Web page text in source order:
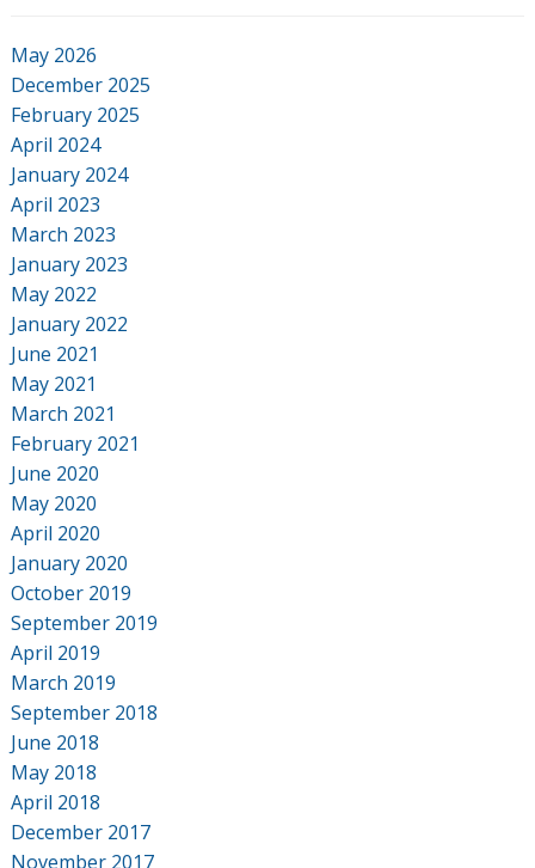
May 2026
December 2025
February 2025
April 2024
January 2024
April 2023
March 2023
January 2023
May 2022
January 2022
June 2021
May 2021
March 2021
February 2021
June 2020
May 2020
April 2020
January 2020
October 2019
September 2019
April 2019
March 2019
September 2018
June 2018
May 2018
April 2018
December 2017
November 2017